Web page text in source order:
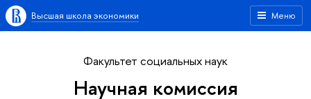
Меню
Высшая школа экономики
Факультет социальных наук
Научная комиссия